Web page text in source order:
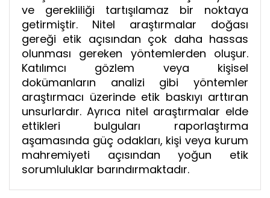
ve gerekliliği tartışılamaz bir noktaya
getirmiştir. Nitel araştırmalar doğası
gereği etik açısından çok daha hassas
olunması gereken yöntemlerden oluşur.
Katılımcı gözlem veya kişisel
dokümanların analizi gibi yöntemler
araştırmacı üzerinde etik baskıyı arttıran
unsurlardır. Ayrıca nitel araştırmalar elde
ettikleri bulguları raporlaştırma
aşamasında güç odakları, kişi veya kurum
mahremiyeti açısından yoğun etik
sorumluluklar barındırmaktadır.